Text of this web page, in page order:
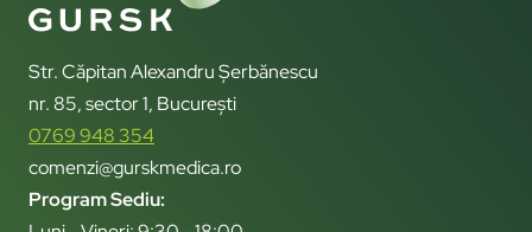
Str. Căpitan Alexandru Șerbănescu
nr. 85, sector 1, București
0769 948 354
comenzi@gurskmedica.ro
Program Sediu: